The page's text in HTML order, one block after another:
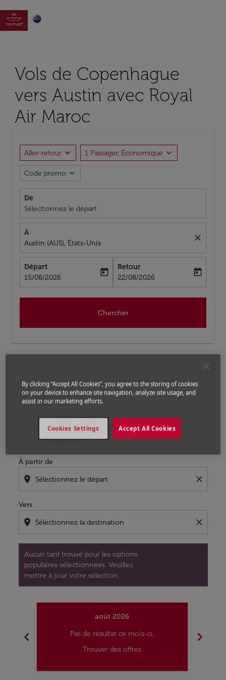

Vols de Copenhague
vers Austin avec Royal
Air Maroc
Aller-retour expand_more 1 Passager, Économique expand_more
Code promo expand_more
De
Sélectionnez le départ
À
Austin (AUS), États-Unis
close
Départ
fc-booking-departure-date-aria-label
15/08/2026
today
Retour
fc-booking-return-date-aria-label
22/08/2026
today
Chercher
Accueil Vols Vols pour États-Unis
Vols de
Copenhague a Austin
Prochains Vols de Copenhague
vers Austin
À partir de
location_on close
Vers
location_on close
Aucun tarif trouvé pour les options
populaires sélectionnées. Veuillez
mettre à jour votre sélection.
Aucun tarif trouvé pour les options populaires
chevron_left
août 2026
Pas de résultat ce mois-ci.
Trouver des offres
chevron_right
By clicking “Accept All Cookies”, you agree to the storing of cookies
on your device to enhance site navigation, analyze site usage, and
assist in our marketing efforts.
Accept All Cookies
Cookies Settings